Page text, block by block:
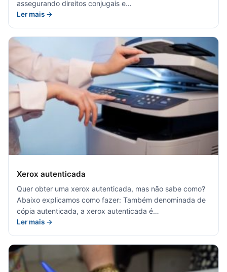
assegurando direitos conjugais e…
Ler mais →
Xerox autenticada
Quer obter uma xerox autenticada, mas não sabe como?
Abaixo explicamos como fazer: Também denominada de
cópia autenticada, a xerox autenticada é…
Ler mais →